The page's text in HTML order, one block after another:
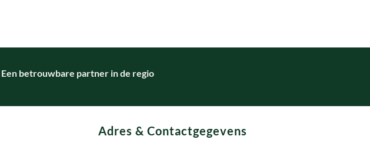
Een betrouwbare partner in de regio
Adres & Contactgegevens